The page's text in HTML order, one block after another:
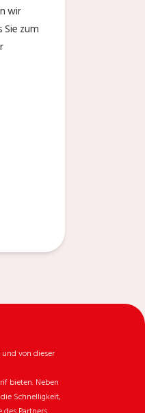
wir
zum
von dieser
bieten. Neben
Schnelligkeit,